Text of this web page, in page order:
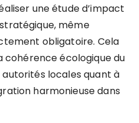
une étude d’impact
même
obligatoire. Cela
écologique du
locales quant à
harmonieuse dans